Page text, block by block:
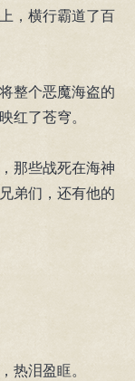
，横行霸道了百
整个恶魔海盗的
红了苍穹。
那些战死在海神
弟们，还有他的
泪盈眶。